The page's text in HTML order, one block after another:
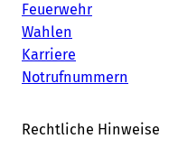
Feuerwehr
Wahlen
Karriere
Notrufnummern
Rechtliche Hinweise